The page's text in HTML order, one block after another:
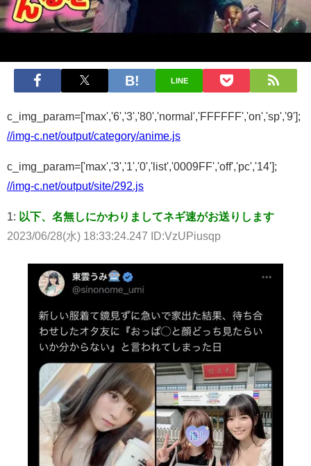
LINE
c_img_param=['max','6','3','80','normal','FFFFFF','on','sp','9'];
//img-c.net/output/category/anime.js
c_img_param=['max','3','1','0','list','0009FF','off','pc','14'];
//img-c.net/output/site/292.js
1: 以下、名無しにかわりましてネギ速がお送りします
2023/06/28(水) 18:33:24.247 ID:VzUPiusqp